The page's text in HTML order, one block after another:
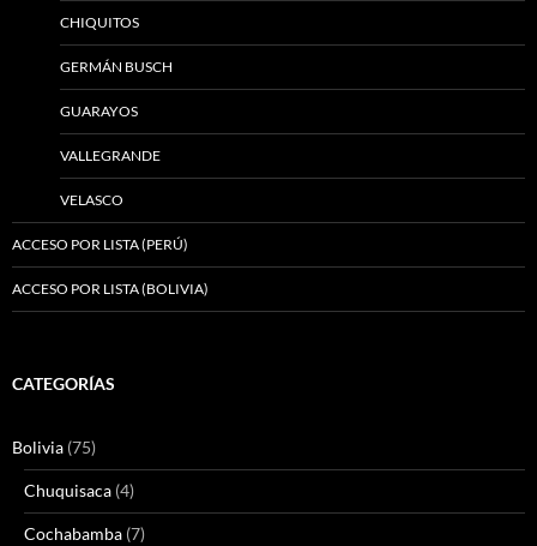
CHIQUITOS
GERMÁN BUSCH
GUARAYOS
VALLEGRANDE
VELASCO
ACCESO POR LISTA (PERÚ)
ACCESO POR LISTA (BOLIVIA)
CATEGORÍAS
Bolivia (75)
Chuquisaca (4)
Cochabamba (7)